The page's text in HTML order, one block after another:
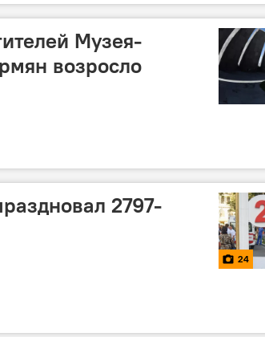
Музея-
возросло
2797-
24